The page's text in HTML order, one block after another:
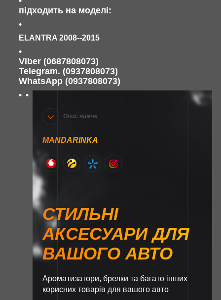
підходить на моделі:
ELANTRA 2008--2015
Viber (0687808073)
Telegram. (0937808073)
WhatsApp (0937808073)
Опис нижче
MANDARINKA
СТИЛЬНІ
АКСЕСУАРИ ДЛЯ
ВАШОГО АВТО
Ароматизатори, брелки та багато інших
корисних товарів для вашого авто